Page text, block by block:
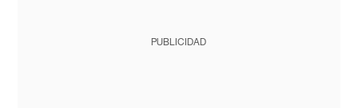
PUBLICIDAD